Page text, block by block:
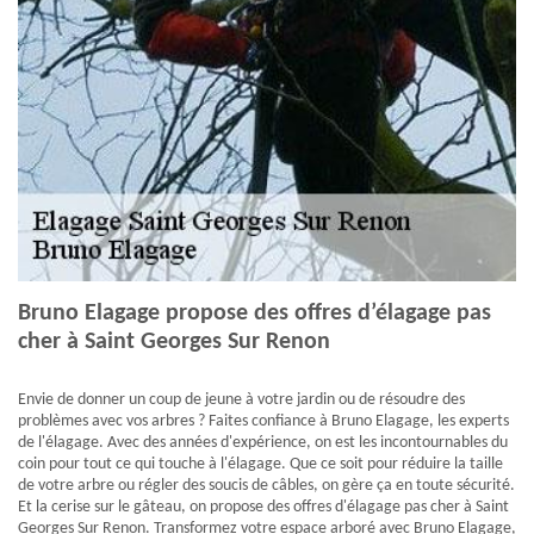
Bruno Elagage propose des offres d’élagage pas
cher à Saint Georges Sur Renon
Envie de donner un coup de jeune à votre jardin ou de résoudre des
problèmes avec vos arbres ? Faites confiance à Bruno Elagage, les experts
de l'élagage. Avec des années d'expérience, on est les incontournables du
coin pour tout ce qui touche à l'élagage. Que ce soit pour réduire la taille
de votre arbre ou régler des soucis de câbles, on gère ça en toute sécurité.
Et la cerise sur le gâteau, on propose des offres d'élagage pas cher à Saint
Georges Sur Renon. Transformez votre espace arboré avec Bruno Elagage,